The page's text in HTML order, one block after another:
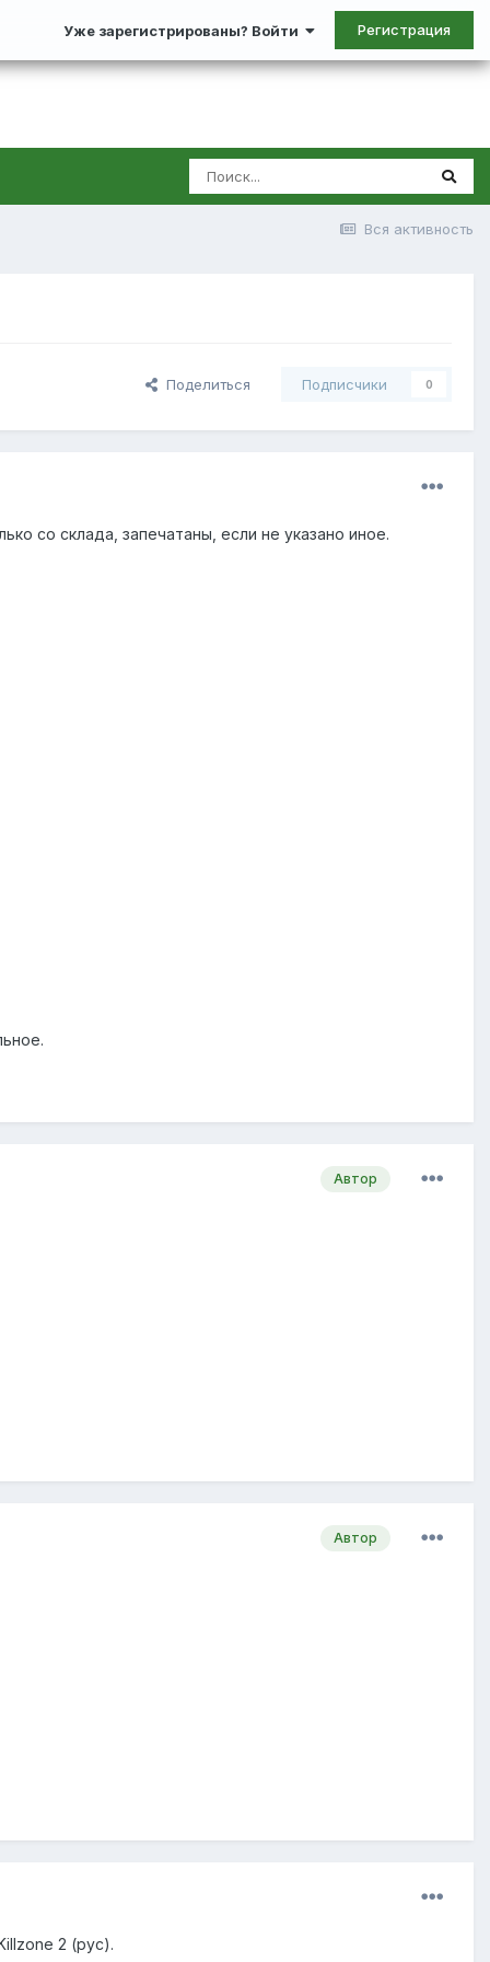
Уже зарегистрированы? Войти Регистрация
Вся активность
Поделиться Подписчики 0
со cклада, запечатаны, если не указано иное.
Автор
Автор
2 (рус).